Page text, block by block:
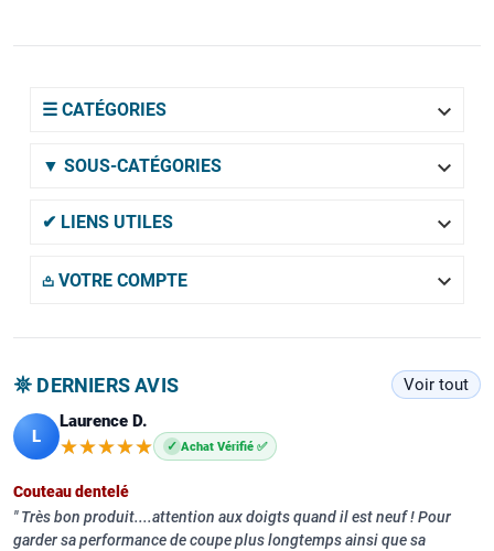
☰ CATÉGORIES 
▼ SOUS-CATÉGORIES 
✔ LIENS UTILES 
𖡌 VOTRE COMPTE 
𖤓 DERNIERS AVIS Voir tout
L
Laurence D.
★★★★★
★★★★★ ✓ Achat Vérifié ✅
Couteau dentelé
Très bon produit....attention aux doigts quand il est neuf ! Pour
garder sa performance de coupe plus longtemps ainsi que sa